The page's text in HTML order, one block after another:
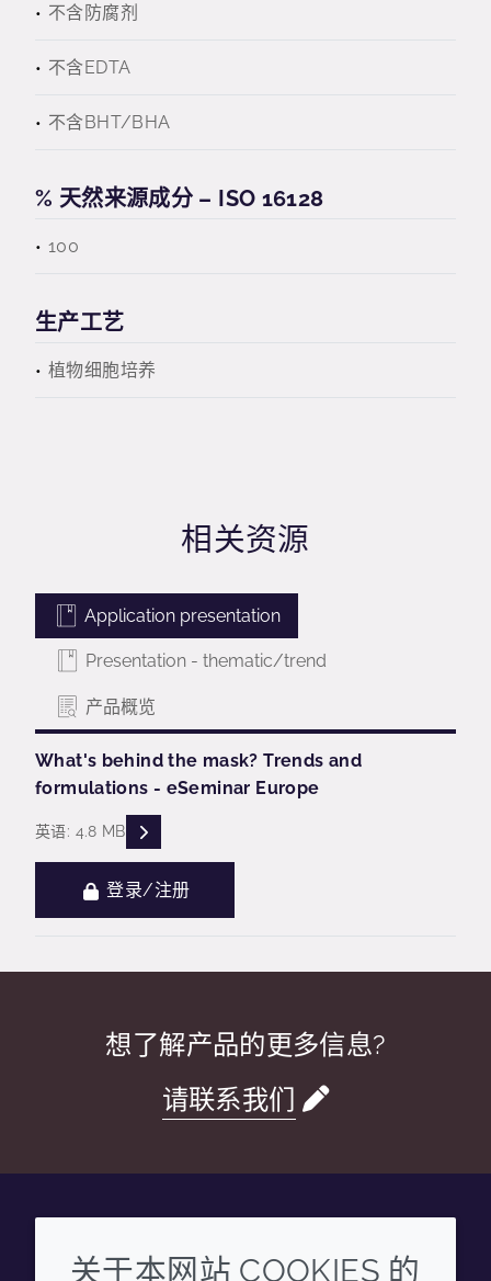
不含防腐剂
不含EDTA
不含BHT/BHA
% 天然来源成分 – ISO 16128
100
生产工艺
植物细胞培养
相关资源
Application presentation
Presentation - thematic/trend
产品概览
What's behind the mask? Trends and
formulations - eSeminar Europe
英语: 4.8 MB READ DESCRIPTIONS
登录/注册
想了解产品的更多信息?
请联系我们
WechatYouku Zhihu Tiktok
关于本网站 COOKIES 的